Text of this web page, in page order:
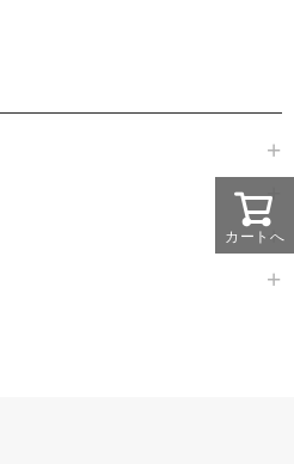
カートへ